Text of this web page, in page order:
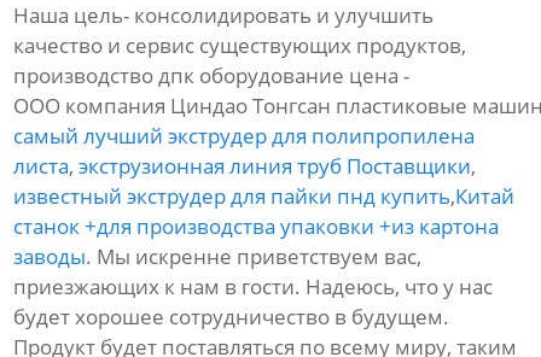
Наша цель- консолидировать и улучшить
качество и сервис существующих продуктов,
производство дпк оборудование цена -
ООО компания Циндао Тонгсан пластиковые
самый лучший экструдер для полипропилена
листа,экструзионная линия труб Поставщики,
известный экструдер для пайки пнд купить,Китай
станок +для производства упаковки +из картона
заводы. Мы искренне приветствуем вас,
приезжающих к нам в гости. Надеюсь, что у нас
будет хорошее сотрудничество в будущем.
Продукт будет поставляться по всему миру, таким